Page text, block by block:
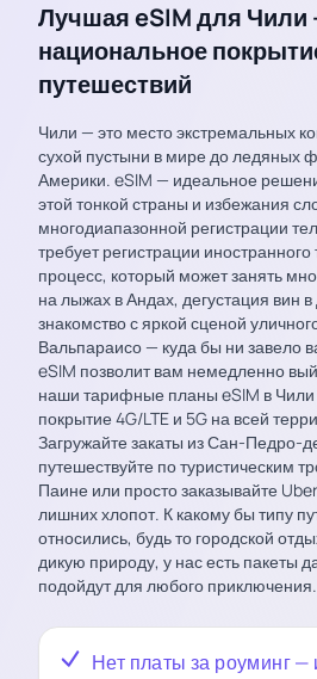
Лучшая eSIM для Чили
национальное
путешествий
Чили — это место экстремальных
сухой пустыни в мире до ледяных
Америки. eSIM — идеальное
этой тонкой страны и избежания
многодиапазонной регистрации
требует регистрации
процесс, который может занять
на лыжах в Андах, дегустация вин
знакомство с яркой сценой
Вальпараисо — куда бы ни завело
eSIM позволит вам немедленно
наши тарифные планы eSIM в
покрытие 4G/LTE и 5G на всей
Загружайте закаты из Сан-Педро-
путешествуйте по туристическим
Паине или просто заказывайте
лишних хлопот. К какому бы типу
относились, будь то городской
дикую природу, у нас есть пакеты
подойдут для любого приключения.
Нет платы за роуминг —